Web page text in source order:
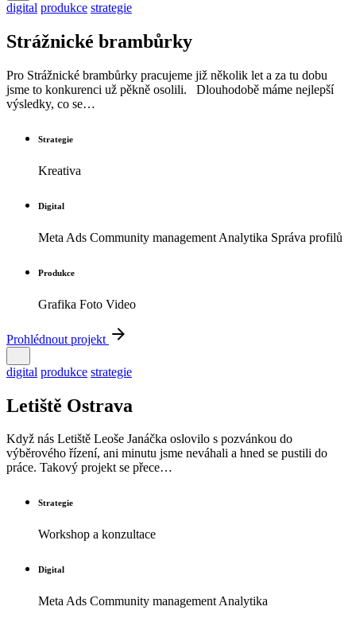
digital produkce strategie
Strážnické brambůrky
Pro Strážnické brambůrky pracujeme již několik let a za tu dobu
jsme to konkurenci už pěkně osolili. Dlouhodobě máme nejlepší
výsledky, co se…
Strategie
Kreativa
Digital
Meta Ads Community management Analytika Správa profilů
Produkce
Grafika Foto Video
Prohlédnout projekt
digital produkce strategie
Letiště Ostrava
Když nás Letiště Leoše Janáčka oslovilo s pozvánkou do
výběrového řízení, ani minutu jsme neváhali a hned se pustili do
práce. Takový projekt se přece…
Strategie
Workshop a konzultace
Digital
Meta Ads Community management Analytika